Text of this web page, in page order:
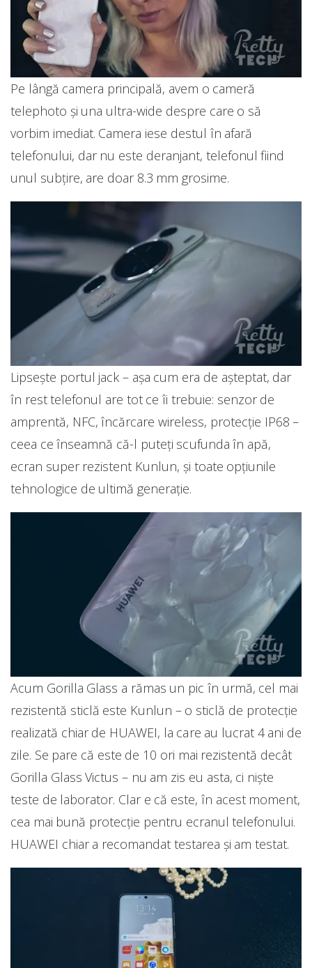
Pe lângă camera principală, avem o cameră
telephoto și una ultra-wide despre care o să
vorbim imediat. Camera iese destul în afară
telefonului, dar nu este deranjant, telefonul fiind
unul subțire, are doar 8.3 mm grosime.
Lipsește portul jack – așa cum era de așteptat, dar
în rest telefonul are tot ce îi trebuie: senzor de
amprentă, NFC, încărcare wireless, protecție IP68 –
ceea ce înseamnă că-l puteți scufunda în apă,
ecran super rezistent Kunlun, și toate opțiunile
tehnologice de ultimă generație.
Acum Gorilla Glass a rămas un pic în urmă, cel mai
rezistentă sticlă este Kunlun – o sticlă de protecție
realizată chiar de HUAWEI, la care au lucrat 4 ani de
zile. Se pare că este de 10 ori mai rezistentă decât
Gorilla Glass Victus – nu am zis eu asta, ci niște
teste de laborator. Clar e că este, în acest moment,
cea mai bună protecție pentru ecranul telefonului.
HUAWEI chiar a recomandat testarea și am testat.